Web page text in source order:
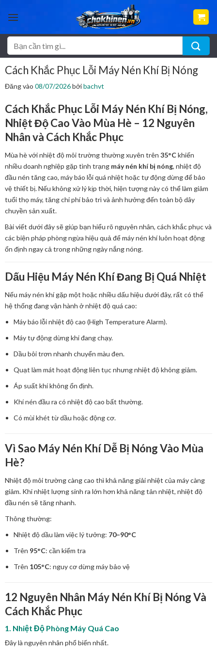
qua
dung
kiếm:
Cách Khắc Phục Lỗi Máy Nén Khí Bị Nóng
Đăng vào 08/07/2026bởibachvt
Cách Khắc Phục Lỗi Máy Nén Khí Bị Nóng,
Nhiệt Độ Cao Vào Mùa Hè – 12 Nguyên
Nhân và Cách Khắc Phục
Mùa hè với nhiệt độ môi trường thường xuyên trên 35°Ckhiến
nhiều doanh nghiệp gặp tình trạng máy nén khí bị nóng, nhiệt độ
đầu nén tăng cao, máy báo lỗi quá nhiệt hoặc tự động dừng để bảo
vệ thiết bị. Nếu không xử lý kịp thời, hiện tượng này có thể làm giảm
tuổi thọ máy, tăng chi phí bảo trì và ảnh hưởng đến toàn bộ dây
chuyền sản xuất.
Bài viết dưới đây sẽ giúp bạn hiểu rõ nguyên nhân, cách khắc phục và
các biện pháp phòng ngừa hiệu quả để máy nén khí luôn hoạt động
ổn định ngay cả trong những ngày nắng nóng.
Dấu Hiệu Máy Nén Khí Đang Bị Quá Nhiệt
Nếu máy nén khí gặp một hoặc nhiều dấu hiệu dưới đây, rất có thể
hệ thống đang vận hành ở nhiệt độ quá cao:
Máy báo lỗi nhiệt độ cao (High Temperature Alarm).
Máy tự động dừng khi đang chạy.
Dầu bôi trơn nhanh chuyển màu đen.
Quạt làm mát hoạt động liên tục nhưng nhiệt độ không giảm.
Áp suất khí không ổn định.
Khí nén đầu ra có nhiệt độ cao bất thường.
Có mùi khét từ dầu hoặc động cơ.
Vì Sao Máy Nén Khí Dễ Bị Nóng Vào Mùa
Hè?
Nhiệt độ môi trường càng cao thì khả năng giải nhiệt của máy càng
giảm. Khi nhiệt lượng sinh ra lớn hơn khả năng tản nhiệt, nhiệt độ
đầu nén sẽ tăng nhanh.
Thông thường:
Nhiệt độ dầu làm việc lý tưởng: 70–90°C
Trên 95°C: cần kiểm tra
Trên 105°C: nguy cơ dừng máy bảo vệ
12 Nguyên Nhân Máy Nén Khí Bị Nóng Và
Cách Khắc Phục
1. Nhiệt Độ Phòng Máy Quá Cao
Đây là nguyên nhân phổ biến nhất.